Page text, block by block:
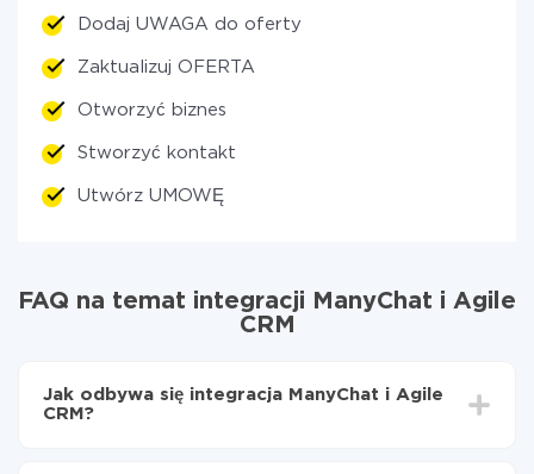
Dodaj UWAGA do oferty
Zaktualizuj OFERTA
Otworzyć biznes
Stworzyć kontakt
Utwórz UMOWĘ
FAQ na temat integracji ManyChat i Agile
CRM
Jak odbywa się integracja ManyChat i Agile
CRM?